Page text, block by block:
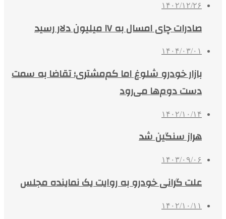
۱۴۰۲/۱۲/۲۶
صادرات چای امسال به ۱۷ میلیون دلار رسید
۱۴۰۴/۰۳/۰۱
بازار خودرو شلوغ اما کم‌مشتری؛ تقاضا به سمت
دست دوم‌ها می‌رود
۱۴۰۲/۱۰/۱۴
هراز سنگین شد
۱۴۰۳/۰۹/۰۶
علت گرانی خودرو به روایت یک نماینده مجلس
۱۴۰۲/۱۰/۱۱